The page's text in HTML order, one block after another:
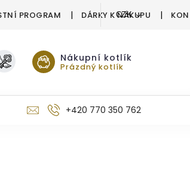
PROGRAM DÁRKY K NÁKUPU
CZK
Nákupní kotlík
Prázdný kotlík
+420 770 350 762